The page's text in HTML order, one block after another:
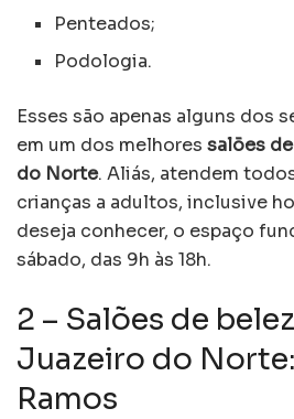
Penteados;
Podologia.
Esses são apenas alguns dos
em um dos melhores salões
do Norte. Aliás, atendem
crianças a adultos, inclusive
deseja conhecer, o espaço
sábado, das 9h às 18h.
2 – Salões de
Juazeiro do
Ramos